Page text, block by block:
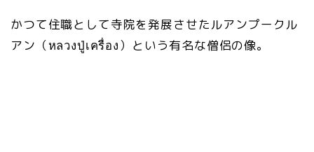
かつて住職として寺院を発展させたルアンプークル
アン（หลวงปู่เครื่อง）という有名な僧侶の像。